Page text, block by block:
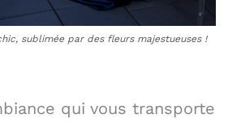
sublimée par des fleurs majestueuses !
qui vous transporte